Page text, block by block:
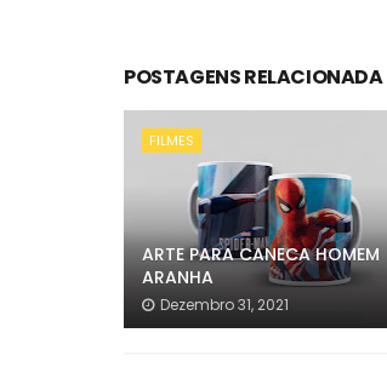
POSTAGENS RELACIONADA
FILMES
ARTE PARA CANECA HOMEM
ARANHA
Dezembro 31, 2021